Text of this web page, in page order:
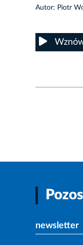
Autor: Piotr
newsletter